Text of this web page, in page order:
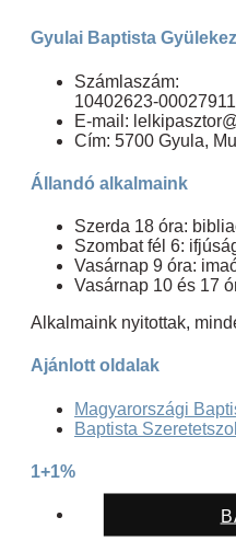
Gyulai Baptista
Számlaszám:
10402623-
E-mail:
Cím: 5700 Gyula,
Állandó alkalmaink
Szerda 18 óra:
Szombat fél 6:
Vasárnap 9 óra:
Vasárnap 10 és 17
Alkalmaink nyitottak,
Ajánlott oldalak
Magyarországi
Baptista
1+1%